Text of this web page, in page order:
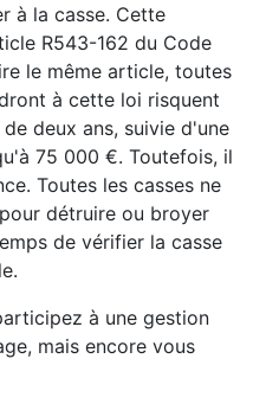
à la casse. Cette
R543-162 du Code
le même article, toutes
à cette loi risquent
deux ans, suivie d'une
75 000 €. Toutefois, il
Toutes les casses ne
détruire ou broyer
de vérifier la casse
à une gestion
mais encore vous